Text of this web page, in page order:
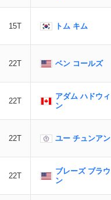
15T トム キム
22T ベン コールズ
22T
アダム ハドウィ
ン
22T ユー チュンアン
22T
ブレーズ ブラウ
ン